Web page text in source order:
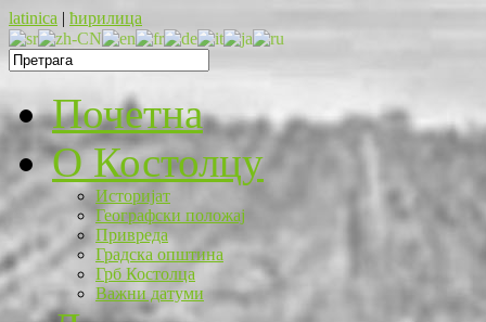
latinica | ћирилица
Почетна
O Костолцу
Историјат
Географски положај
Привреда
Градска општина
Грб Костолца
Важни датуми